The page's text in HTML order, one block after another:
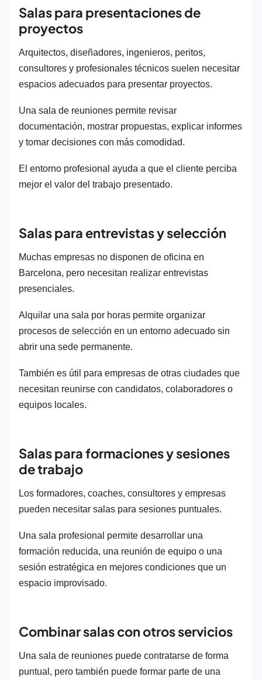
Salas para presentaciones de
proyectos
Arquitectos, diseñadores, ingenieros, peritos,
consultores y profesionales técnicos suelen necesitar
espacios adecuados para presentar proyectos.
Una sala de reuniones permite revisar
documentación, mostrar propuestas, explicar informes
y tomar decisiones con más comodidad.
El entorno profesional ayuda a que el cliente perciba
mejor el valor del trabajo presentado.
Salas para entrevistas y selección
Muchas empresas no disponen de oficina en
Barcelona, pero necesitan realizar entrevistas
presenciales.
Alquilar una sala por horas permite organizar
procesos de selección en un entorno adecuado sin
abrir una sede permanente.
También es útil para empresas de otras ciudades que
necesitan reunirse con candidatos, colaboradores o
equipos locales.
Salas para formaciones y sesiones
de trabajo
Los formadores, coaches, consultores y empresas
pueden necesitar salas para sesiones puntuales.
Una sala profesional permite desarrollar una
formación reducida, una reunión de equipo o una
sesión estratégica en mejores condiciones que un
espacio improvisado.
Combinar salas con otros servicios
Una sala de reuniones puede contratarse de forma
puntual, pero también puede formar parte de una